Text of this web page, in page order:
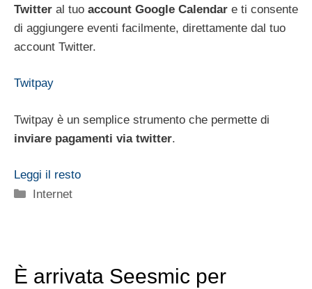
Twitter al tuo account Google Calendar e ti consente
di aggiungere eventi facilmente, direttamente dal tuo
account Twitter.
Twitpay
Twitpay è un semplice strumento che permette di
inviare pagamenti via twitter.
Leggi il resto
Categorie
Internet
È arrivata Seesmic per